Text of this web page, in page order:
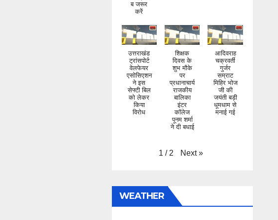
करें
ट्रांसपोर्ट
वेलफेयर
एसोसिएशन
ने इस
सेफ्टी बिल
को लेकर
किया
विरोध
दिवस के
शुभ मौके
पर
प्रधानाचार्य
राजकीय
बालिका
इंटर
कॉलेज
पूनम शर्मा
ने दी बधाई
चक्रवर्ती
गुर्जर
सम्राट
मिहिर भोज
जी की
जयंती बड़ी
धूमधाम से
मनाई गई
WEATHER